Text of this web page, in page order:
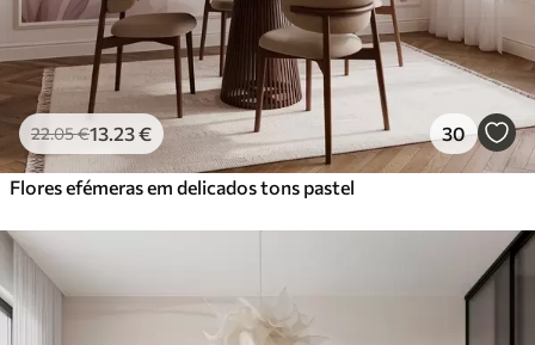
22.05€13.23€ 30
Flores efémeras em delicados tons pastel